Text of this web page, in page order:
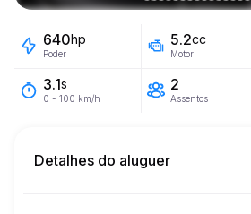
640hp
Poder
5.2cc
Motor
3.1s
0 - 100 km/h
2
Assentos
Detalhes do aluguer